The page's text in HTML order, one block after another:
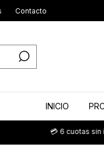
Contacto
INICIO
💳 6 cuotas sin interés